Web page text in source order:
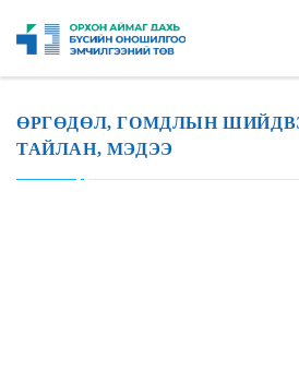
ӨРГӨДӨЛ, ГОМДЛЫН
ТАЙЛАН, МЭДЭЭ